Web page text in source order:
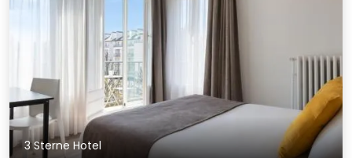
3 Sterne Hotel